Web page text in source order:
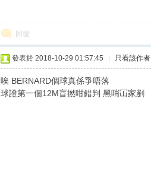
回復
發表於 2018-10-29 01:57:45 只看該作者
唉 BERNARD個球真係爭唔落
球證第一個12M盲撚咁錯判 黑哨冚家剷